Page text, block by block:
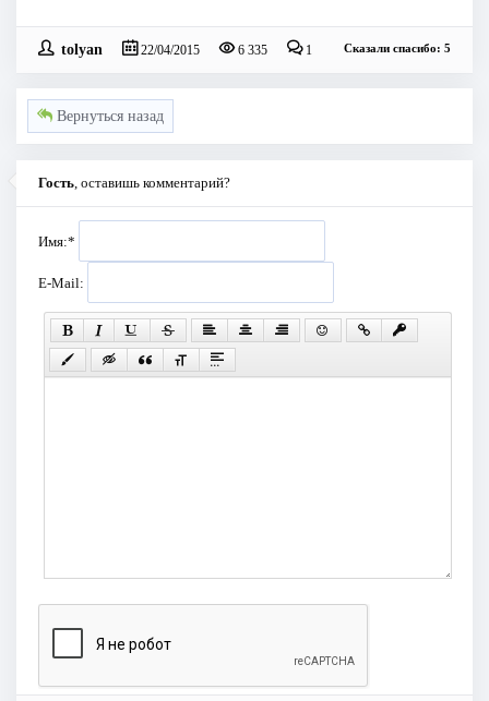
tolyan 22/04/2015 6 335 1 Сказали спасибо: 5
Вернуться назад
Гость, оставишь комментарий?
Имя:*
E-Mail: